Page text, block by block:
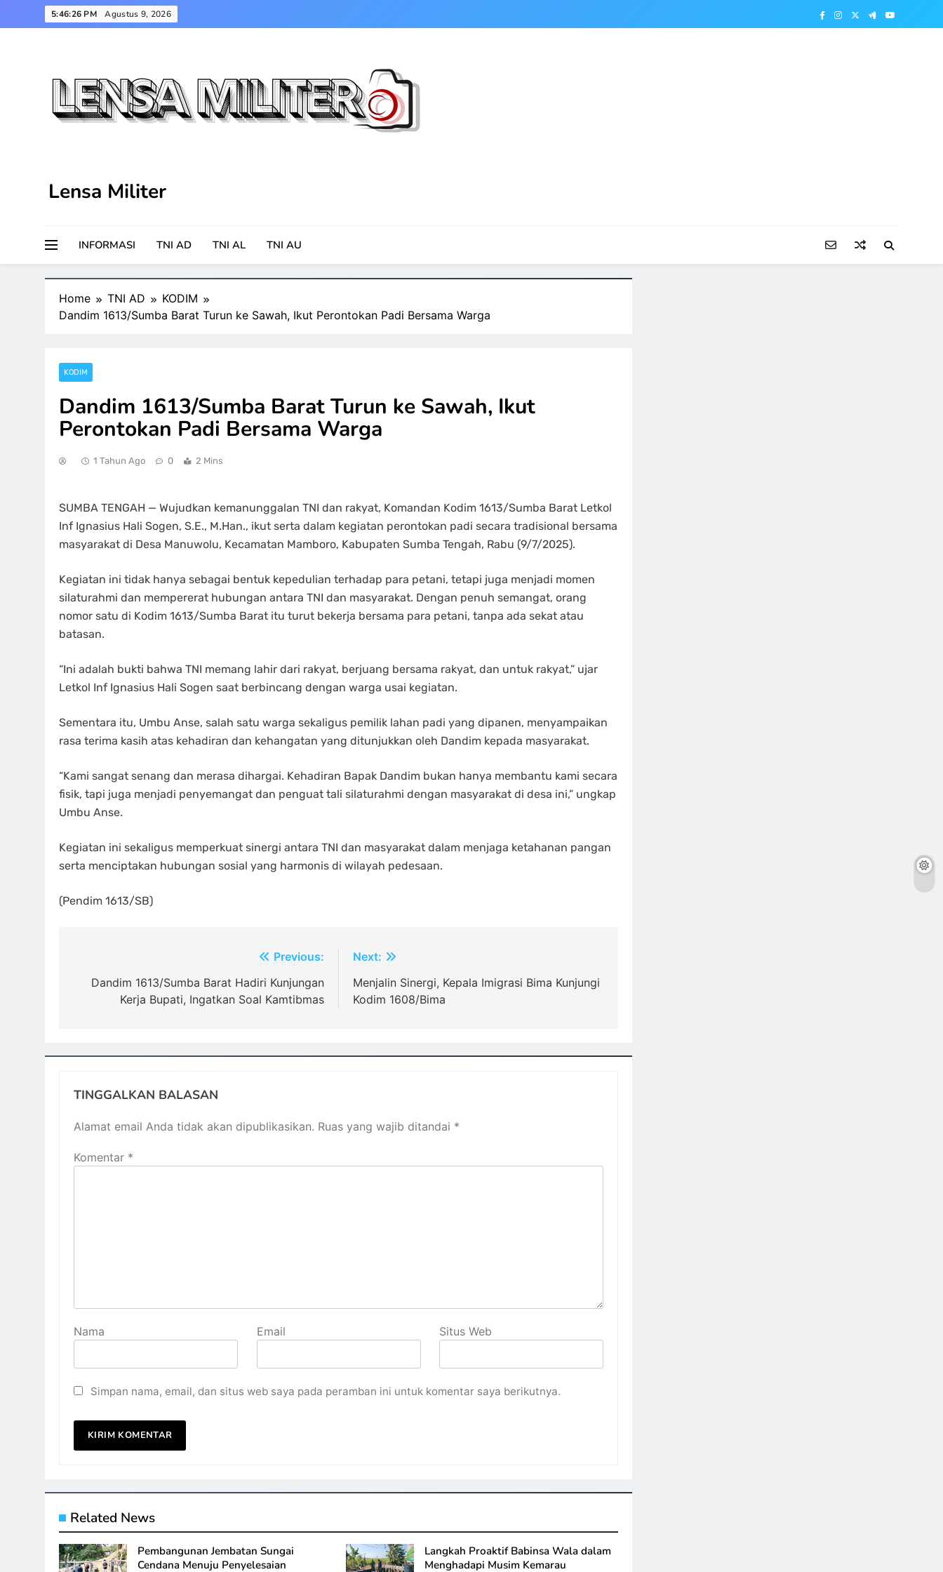
to
5:46:27 PM Agustus 9, 2026
Lensa Militer
INFORMASI TNI AD TNI AL TNI AU
Home TNI AD
KODIM
Dandim 1613/Sumba Barat Turun ke Sawah, Ikut Perontokan Padi Bersama Warga
KODIM
Dandim 1613/Sumba Barat Turun ke Sawah, Ikut
Perontokan Padi Bersama Warga
1 Tahun Ago 0 2 Mins
SUMBA TENGAH — Wujudkan kemanunggalan TNI dan rakyat, Komandan Kodim 1613/Sumba Barat Letkol
Inf Ignasius Hali Sogen, S.E., M.Han., ikut serta dalam kegiatan perontokan padi secara tradisional bersama
masyarakat di Desa Manuwolu, Kecamatan Mamboro, Kabupaten Sumba Tengah, Rabu (9/7/2025).
Kegiatan ini tidak hanya sebagai bentuk kepedulian terhadap para petani, tetapi juga menjadi momen
silaturahmi dan mempererat hubungan antara TNI dan masyarakat. Dengan penuh semangat, orang
nomor satu di Kodim 1613/Sumba Barat itu turut bekerja bersama para petani, tanpa ada sekat atau
batasan.
“Ini adalah bukti bahwa TNI memang lahir dari rakyat, berjuang bersama rakyat, dan untuk rakyat,” ujar
Letkol Inf Ignasius Hali Sogen saat berbincang dengan warga usai kegiatan.
Sementara itu, Umbu Anse, salah satu warga sekaligus pemilik lahan padi yang dipanen, menyampaikan
rasa terima kasih atas kehadiran dan kehangatan yang ditunjukkan oleh Dandim kepada masyarakat.
“Kami sangat senang dan merasa dihargai. Kehadiran Bapak Dandim bukan hanya membantu kami secara
fisik, tapi juga menjadi penyemangat dan penguat tali silaturahmi dengan masyarakat di desa ini,” ungkap
Umbu Anse.
Kegiatan ini sekaligus memperkuat sinergi antara TNI dan masyarakat dalam menjaga ketahanan pangan
serta menciptakan hubungan sosial yang harmonis di wilayah pedesaan.
(Pendim 1613/SB)
pos
Previous:
Dandim 1613/Sumba Barat Hadiri Kunjungan
Kerja Bupati, Ingatkan Soal Kamtibmas
Next:
Menjalin Sinergi, Kepala Imigrasi Bima Kunjungi
Kodim 1608/Bima
TINGGALKAN BALASAN
Alamat email Anda tidak akan dipublikasikan. Ruas yang wajib ditandai *
Komentar *
Nama Email Situs Web
Simpan nama, email, dan situs web saya pada peramban ini untuk komentar saya berikutnya.
Related News
Pembangunan Jembatan Sungai
Cendana Menuju Penyelesaian
Langkah Proaktif Babinsa Wala dalam
Menghadapi Musim Kemarau